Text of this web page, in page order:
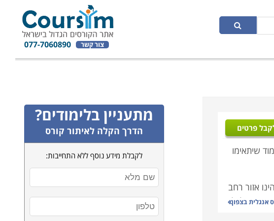
צור קשר 077-7060890
לקבל פרטים
שיתאימו
אזור רחב
מידע לכל
אנגלית בצפון
מתעניין בלימודים?
הדרך הקלה לאיתור קורס
לקבלת מידע נוסף ללא התחייבות: